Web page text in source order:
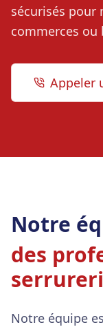
sécurisés pour
commerces ou
Appeler
Notre
des
Notre équipe